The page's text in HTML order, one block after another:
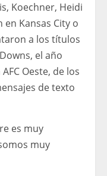
Koechner, Heidi
Kansas City o
a los títulos
el año
Oeste, de los
de texto
es muy
muy